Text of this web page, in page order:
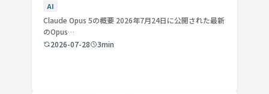
AI
Claude Opus 5の概要 2026年7月24日に公開された最新
のOpus…
2026-07-28
3min